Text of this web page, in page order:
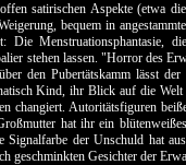
satirischen Aspekte (etwa
bequem in
Die Menstruationsphantasie,
stehen lassen. "Horror des
den Pubertätskamm lässt
Kind, ihr Blick auf die
changiert. Autoritätsfiguren
hat ihr ein
der Unschuld hat
geschminkten Gesichter der